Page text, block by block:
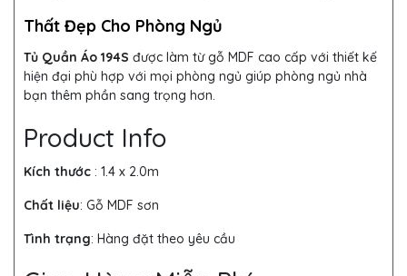
Thất Đẹp Cho Phòng Ngủ
Tủ Quần Áo 194S được làm từ gỗ MDF cao cấp với thiết kế
hiện đại phù hợp với mọi phòng ngủ giúp phòng ngủ nhà
bạn thêm phần sang trọng hơn.
Product Info
Kích thước : 1.4 x 2.0m
Chất liệu: Gỗ MDF sơn
Tình trạng: Hàng đặt theo yêu cầu